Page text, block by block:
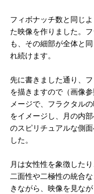
フィボナッチ数と同じ
た映像を作りました。
も、その細部が全体と
れ続けます。
先に書きました通り、
を描きますので（画像
メージで、フラクタル
をイメージし、月の内
のスピリチュアルな側
した。
月は女性性を象徴した
二面性や二極性の統合
きながら、映像を見な